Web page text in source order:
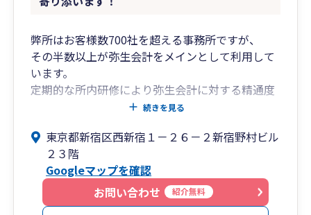
弊所はお客様数700社を超える事務所ですが、
その半数以上が弥生会計をメインとして利用して
います。
定期的な所内研修により弥生会計に対する精通度
す。
所長の年齢は47歳、業界経験約25年。
企業の会計・税務対応のみならず、
財務コンサル、融資・補助金申請支援なども対応
続きを見る
東京都新宿区西新宿１－２６－２新宿野村ビル
２３階
Googleマップを確認
お問い合わせ
紹介無料